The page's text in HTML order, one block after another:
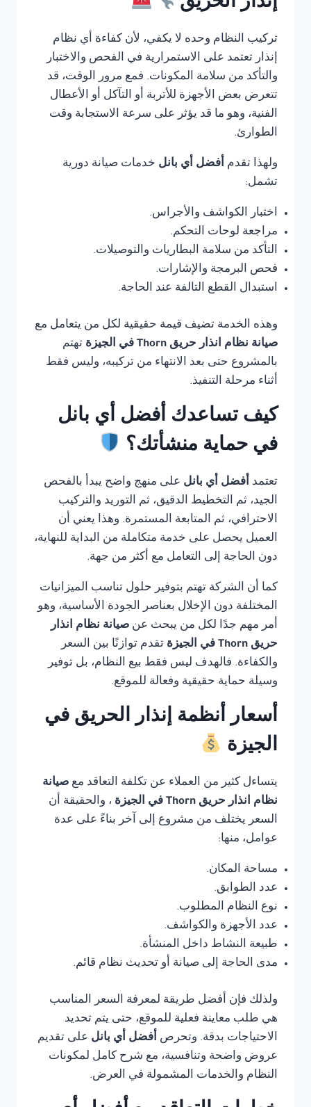
إنذار الحريق
تركيب النظام وحده لا يكفي، لأن كفاءة أي نظام
إنذار تعتمد على الاستمرارية في الفحص والاختبار
والتأكد من سلامة المكونات. فمع مرور الوقت، قد
تتعرض بعض الأجهزة للأتربة أو التآكل أو الأعطال
الفنية، وهو ما قد يؤثر على سرعة الاستجابة وقت
الطوارئ.
ولهذا تقدم أفضل أي بانل خدمات صيانة دورية
تشمل:
اختبار الكواشف والأجراس.
مراجعة لوحات التحكم.
التأكد من سلامة البطاريات والتوصيلات.
فحص البرمجة والإشارات.
استبدال القطع التالفة عند الحاجة.
وهذه الخدمة تضيف قيمة حقيقية لكل من يتعامل مع
صيانة نظام انذار حريق Thorn في الجيزة
تهتم
بالمشروع حتى بعد الانتهاء من تركيبه، وليس فقط
أثناء مرحلة التنفيذ.
كيف تساعدك أفضل أي بانل
في حماية منشأتك؟
تعتمد أفضل أي بانل على منهج واضح يبدأ بالفحص
الجيد، ثم التخطيط الدقيق، ثم التوريد والتركيب
الاحترافي، ثم المتابعة المستمرة. وهذا يعني أن
العميل يحصل على خدمة متكاملة من البداية للنهاية،
دون الحاجة إلى التعامل مع أكثر من جهة.
كما أن الشركة تهتم بتوفير حلول تناسب الميزانيات
المختلفة دون الإخلال بعناصر الجودة الأساسية، وهو
أمر مهم جدًا لكل من يبحث عن صيانة نظام انذار
حريق Thorn في الجيزة
تقدم توازنًا بين السعر
والكفاءة. فالهدف ليس فقط بيع النظام، بل توفير
وسيلة حماية حقيقية وفعالة للموقع.
أسعار أنظمة إنذار الحريق في
الجيزة
يتساءل كثير من العملاء عن تكلفة التعاقد مع صيانة
نظام انذار حريق Thorn في الجيزة
، والحقيقة أن
السعر يختلف من مشروع إلى آخر بناءً على عدة
عوامل، منها:
مساحة المكان.
عدد الطوابق.
نوع النظام المطلوب.
عدد الأجهزة والكواشف.
طبيعة النشاط داخل المنشأة.
مدى الحاجة إلى صيانة أو تحديث نظام قائم.
ولذلك فإن أفضل طريقة لمعرفة السعر المناسب
هي طلب معاينة فعلية للموقع، حتى يتم تحديد
الاحتياجات بدقة. وتحرص أفضل أي بانل على تقديم
عروض واضحة وتنافسية، مع شرح كامل لمكونات
النظام والخدمات المشمولة في العرض.